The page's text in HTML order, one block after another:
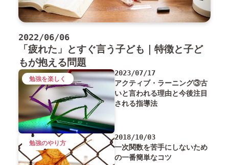
2022/06/06
「疲れた」とすぐ言う子ども｜特徴と子ど
もが抱える問題
2023/07/17
アクティブ・ラーニング③古
いと言われる理由と今後注目
される指導法
勉強を楽しく
2018/10/03
一次関数を苦手にしないため
の一番簡単なコツ
勉強のやり方